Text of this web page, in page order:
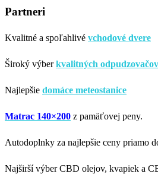
Partneri
Kvalitné a spoľahlivé vchodové dvere
Široký výberkvalitných odpudzovačov
Najlepšie domáce meteostanice
Matrac 140×200 z pamäťovej peny.
Autodoplnky za najlepšie ceny priamo
Najširší výber CBD olejov, kvapiek a